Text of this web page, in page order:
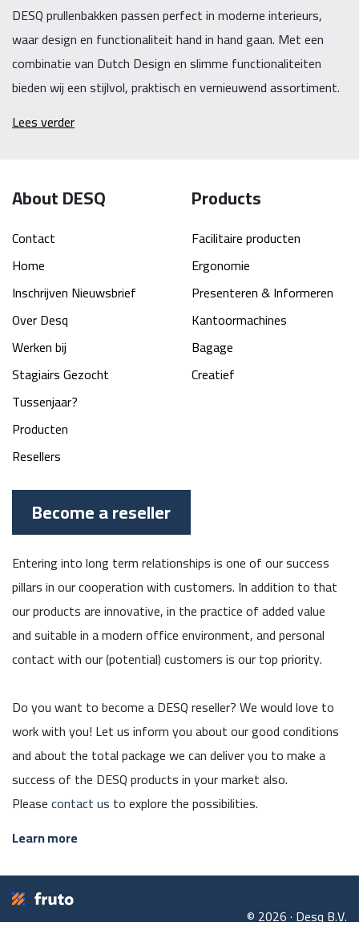
DESQ prullenbakken passen perfect in moderne interieurs,
waar design en functionaliteit hand in hand gaan. Met een
combinatie van Dutch Design en slimme functionaliteiten
bieden wij een stijlvol, praktisch en vernieuwend assortiment.
Lees verder
About DESQ
Contact
Home
Inschrijven Nieuwsbrief
Over Desq
Werken bij
Stagiairs Gezocht
Tussenjaar?
Producten
Resellers
Products
Facilitaire producten
Ergonomie
Presenteren & Informeren
Kantoormachines
Bagage
Creatief
Become a reseller
Entering into long term relationships is one of our success
pillars in our cooperation with customers. In addition to that
our products are innovative, in the practice of added value
and suitable in a modern office environment, and personal
contact with our (potential) customers is our top priority.
Do you want to become a DESQ reseller? We would love to
work with you! Let us inform you about our good conditions
and about the total package we can deliver you to make a
success of the DESQ products in your market also.
Pleasecontact us to explore the possibilities.
Learn more
© 2026 · Desq B.V.